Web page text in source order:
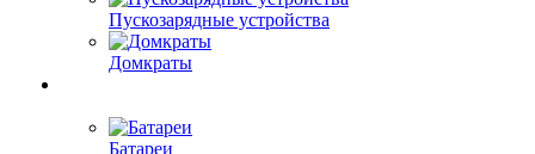
Пускозарядные устройства
Домкраты
Батареи